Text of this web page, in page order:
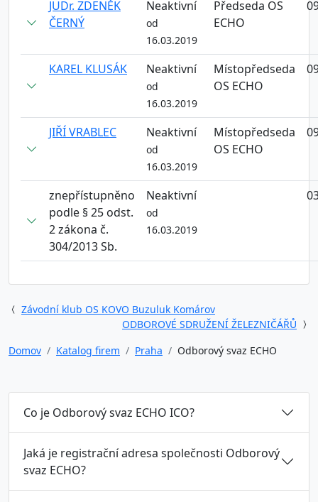
JUDr. ZDENĚK
ČERNÝ
Neaktivní
od
16.03.2019
Předseda OS
ECHO
KAREL KLUSÁK Neaktivní
od
16.03.2019
Místopředseda
OS ECHO
JIŘÍ VRABLEC Neaktivní
od
16.03.2019
Místopředseda
OS ECHO
znepřístupněno
podle § 25 odst.
2 zákona č.
304/2013 Sb.
Neaktivní
od
16.03.2019
Závodní klub OS KOVO Buzuluk Komárov
ODBOROVÉ SDRUŽENÍ ŽELEZNIČÁŘŮ
Domov
Katalog firem Praha Odborový svaz ECHO
Co je Odborový svaz ECHO ICO?
Jaká je registrační adresa společnosti Odborový
svaz ECHO?